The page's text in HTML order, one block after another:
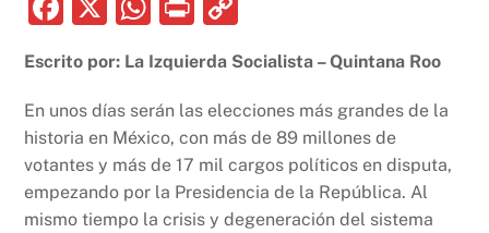
c
e
b
o
o
at
s
A
p
p
nt p
y
Li
n
k
Escrito por: La Izquierda Socialista – Quintana Roo
En unos días serán las elecciones más grandes de la
historia en México, con más de 89 millones de
votantes y más de 17 mil cargos políticos en disputa,
empezando por la Presidencia de la República. Al
mismo tiempo la crisis y degeneración del sistema